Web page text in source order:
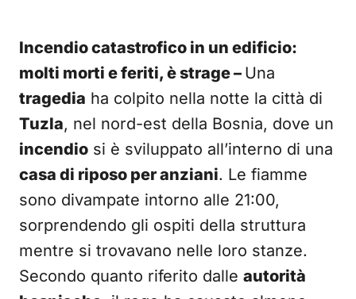
Incendio catastrofico in un edificio:
molti morti e feriti, è strage – Una
tragedia ha colpito nella notte la città di
Tuzla, nel nord-est della Bosnia, dove un
incendio si è sviluppato all’interno di una
casa di riposo per anziani. Le fiamme
sono divampate intorno alle 21:00,
sorprendendo gli ospiti della struttura
mentre si trovavano nelle loro stanze.
Secondo quanto riferito dalle autorità